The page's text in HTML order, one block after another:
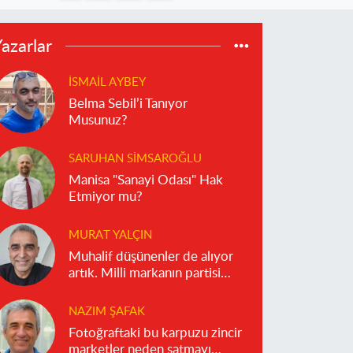
İSMAIL AYBEY
Belma Sebil’i Tanıyor
Musunuz?
SARUHAN SIMSAROĞLU
Manisa "Sanayi Odası" Hak
Etmiyor mu?
MURAT YALÇIN
Muhalif düşünenler de alıyor
artık. Milli markanın partisi
NAZIM ŞAFAK
Fotoğraftaki bu karpuzu zincir
marketler neden satmayı